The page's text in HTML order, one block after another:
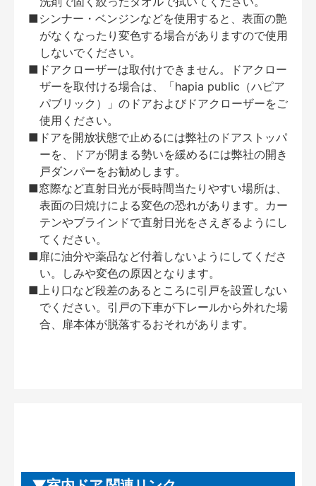
■シンナー・ベンジンなどを使用すると、表面の艶
がなくなったり変色する場合がありますので使用
しないでください。
■ドアクローザーは取付けできません。ドアクロー
ザーを取付ける場合は、「hapia public（ハピア
パブリック）」のドアおよびドアクローザーをご
使用ください。
■ドアを開放状態で止めるには弊社のドアストッパ
ーを、ドアが閉まる勢いを緩めるには弊社の開き
戸ダンパーをお勧めします。
■窓際など直射日光が長時間当たりやすい場所は、
表面の日焼けによる変色の恐れがあります。カー
テンやブラインドで直射日光をさえぎるようにし
てください。
■扉に油分や薬品など付着しないようにしてくださ
い。しみや変色の原因となります。
■上り口など段差のあるところに引戸を設置しない
でください。引戸の下車が下レールから外れた場
合、扉本体が脱落するおそれがあります。